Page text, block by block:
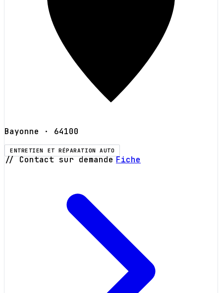
Bayonne · 64100
ENTRETIEN ET RÉPARATION AUTO
// Contact sur demande Fiche